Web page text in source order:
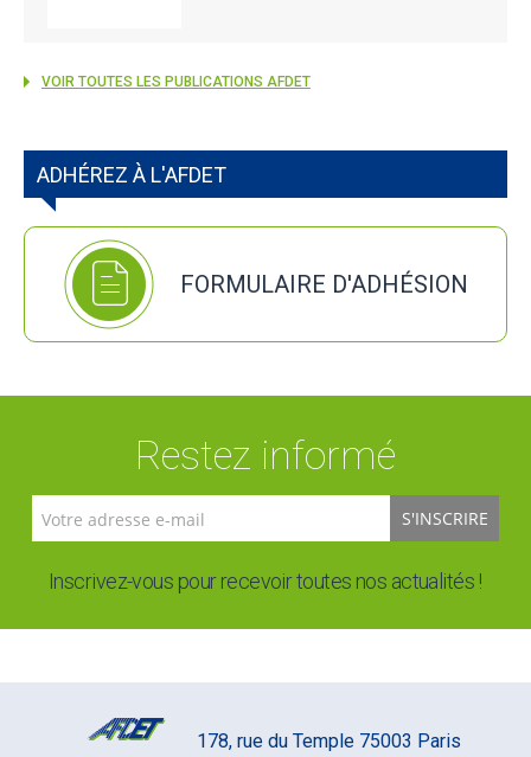
VOIR TOUTES LES PUBLICATIONS AFDET
ADHÉREZ À L'AFDET
FORMULAIRE D'ADHÉSION
Restez informé
S'INSCRIRE
Inscrivez-vous pour recevoir toutes nos actualités !
178, rue du Temple 75003 Paris